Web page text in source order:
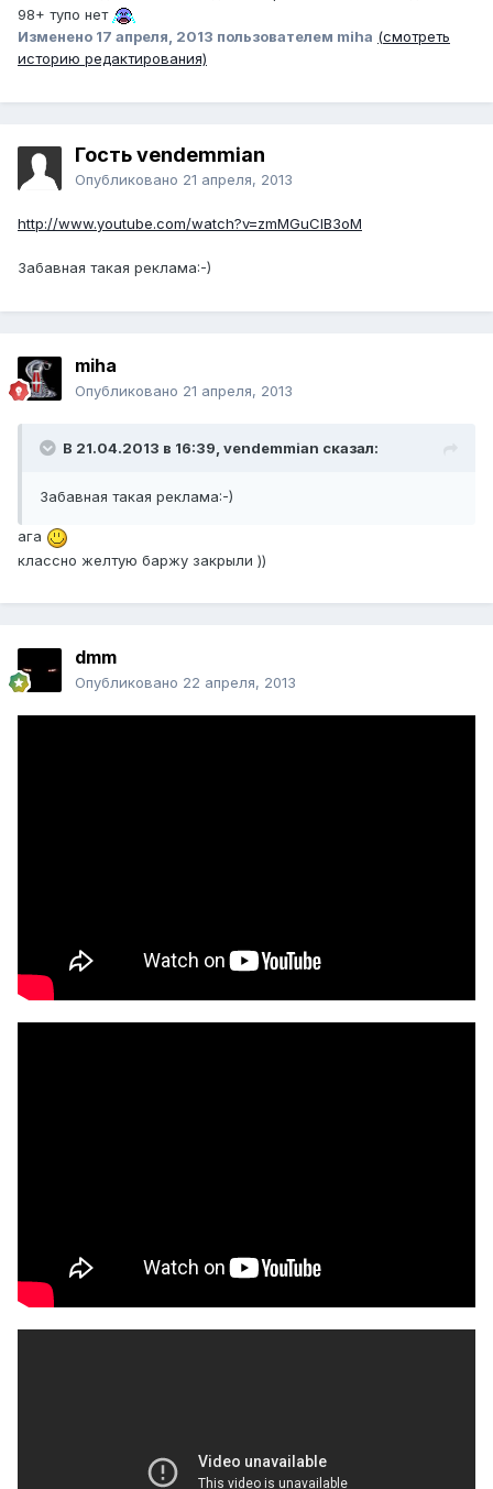
98+ тупо нет
Изменено 17 апреля, 2013 пользователем miha (смотреть
историю редактирования)
Гость vendemmian
Опубликовано 21 апреля, 2013
http://www.youtube.com/watch?v=zmMGuClB3oM
Забавная такая реклама:-)
miha
Опубликовано 21 апреля, 2013
В 21.04.2013 в 16:39, vendemmian сказал:
Забавная такая реклама:-)
ага
классно желтую баржу закрыли ))
dmm
Опубликовано 22 апреля, 2013